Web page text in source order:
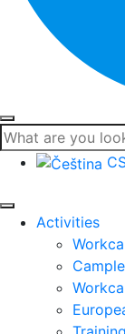
Search
Activities